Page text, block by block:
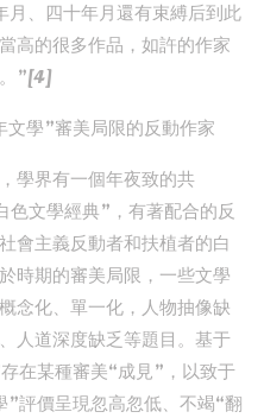
月、四十年月還有束縛后到此
高的很多作品，如許的作家
”[4]
學”審美局限的反動作家
學界有一個年夜致的共
色文學經典”，有著配合的反
會主義反動者和扶植者的白
時期的審美局限，一些文學
念化、單一化，人物抽像缺
人道深度缺乏等題目。基于
在某種審美“成見”，以致于
評價呈現忽高忽低、不竭“翻